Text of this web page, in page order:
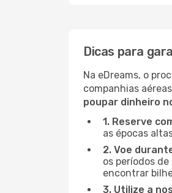
Dicas para
Na eDreams, o
companhias
poupar dinheiro
1. Reserve
as épocas
2. Voe
os períodos
encontrar
3. Utilize a